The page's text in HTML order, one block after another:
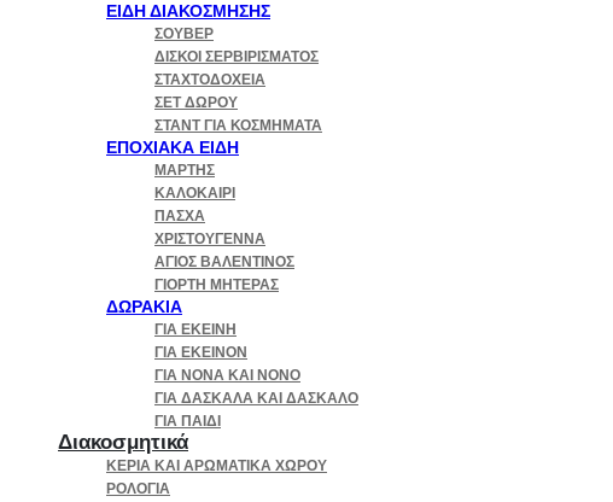
ΕΊΔΗ ΔΙΑΚΌΣΜΗΣΗΣ
ΣΟΥΒΈΡ
ΔΊΣΚΟΙ ΣΕΡΒΙΡΊΣΜΑΤΟΣ
ΣΤΑΧΤΟΔΟΧΕΊΑ
ΣΕΤ ΔΏΡΟΥ
ΣΤΑΝΤ ΓΙΑ ΚΟΣΜΉΜΑΤΑ
ΕΠΟΧΙΑΚΆ ΕΊΔΗ
ΜΆΡΤΗΣ
ΚΑΛΟΚΑΊΡΙ
ΠΆΣΧΑ
ΧΡΙΣΤΟΎΓΕΝΝΑ
ΆΓΙΟΣ ΒΑΛΕΝΤΊΝΟΣ
ΓΙΟΡΤΉ ΜΗΤΈΡΑΣ
ΔΩΡΑΚΙΑ
ΓΙΑ ΕΚΕΙΝΗ
ΓΙΑ ΕΚΕΙΝΟΝ
ΓΙΑ ΝΟΝΑ ΚΑΙ ΝΟΝΟ
ΓΙΑ ΔΑΣΚΑΛΑ ΚΑΙ ΔΑΣΚΑΛΟ
ΓΙΑ ΠΑΙΔΙ
Διακοσμητικά
ΚΕΡΙΆ ΚΑΙ ΑΡΩΜΑΤΙΚΆ ΧΏΡΟΥ
ΡΟΛΌΓΙΑ